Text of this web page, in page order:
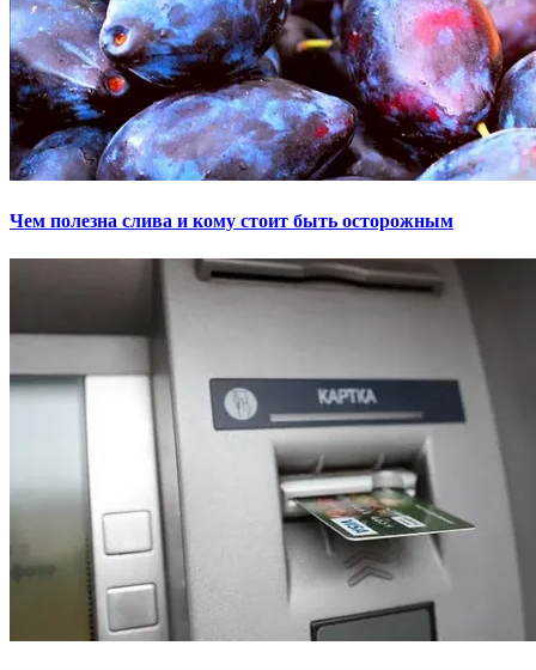
Чем полезна слива и кому стоит быть осторожным